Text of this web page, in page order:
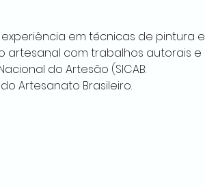
em técnicas de pintura e
com trabalhos autorais e
do Artesão (SICAB:
do Artesanato Brasileiro.